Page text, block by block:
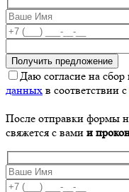
Даю согласие на
данных в соответствии с
После отправки формы
свяжется с вами и